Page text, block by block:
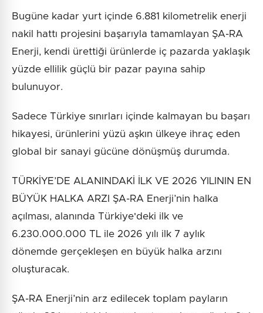
Bugüne kadar yurt içinde 6.881 kilometrelik enerji
nakil hattı projesini başarıyla tamamlayan ŞA-RA
Enerji, kendi ürettiği ürünlerde iç pazarda yaklaşık
yüzde ellilik güçlü bir pazar payına sahip
bulunuyor.
Sadece Türkiye sınırları içinde kalmayan bu başarı
hikayesi, ürünlerini yüzü aşkın ülkeye ihraç eden
global bir sanayi gücüne dönüşmüş durumda.
TÜRKİYE’DE ALANINDAKİ İLK VE 2026 YILININ EN
BÜYÜK HALKA ARZI ŞA-RA Enerji’nin halka
açılması, alanında Türkiye'deki ilk ve
6.230.000.000 TL ile 2026 yılı ilk 7 aylık
dönemde gerçekleşen en büyük halka arzını
oluşturacak.
ŞA-RA Enerji’nin arz edilecek toplam payların